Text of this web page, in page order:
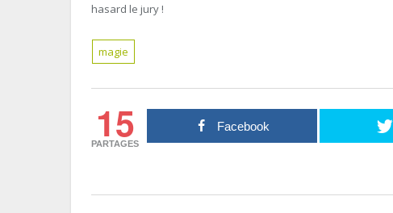
hasard le jury !
magie
15
PARTAGES
Facebook